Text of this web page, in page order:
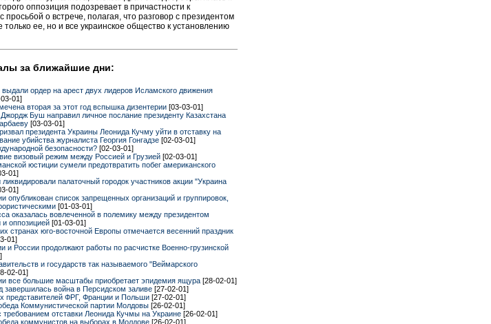
оппозиция подозревает в причастности к
просьбой о встрече, полагая, что разговор с президентом
только ее, но и все украинское общество к установлению
за ближайшие дни:
выдали ордер на арест двух лидеров Исламского движения
01]
вторая за этот год вспышка дизентерии [03-03-01]
Буш направил личное послание президенту Казахстана
[03-03-01]
президента Украины Леонида Кучму уйти в отставку на
убийства журналиста Георгия Гонгадзе [02-03-01]
безопасности? [02-03-01]
визовый режим между Россией и Грузией [02-03-01]
юстиции сумели предотвратить побег американского
01]
ликвидировали палаточный городок участников акции "Украина
01]
опубликован список запрещенных организаций и группировок,
[01-03-01]
оказалась вовлеченной в полемику между президентом
оппозицией [01-03-01]
странах юго-восточной Европы отмечается весенний праздник
01]
и России продолжают работы по расчистке Военно-грузинской
и государств так называемого "Веймарского
02-01]
все большие масштабы приобретает эпидемия ящура [28-02-01]
завершилась война в Персидском заливе [27-02-01]
представителей ФРГ, Франции и Польши [27-02-01]
Коммунистической партии Молдовы [26-02-01]
отставки Леонида Кучмы на Украине [26-02-01]
коммунистов на выборах в Молдове [26-02-01]